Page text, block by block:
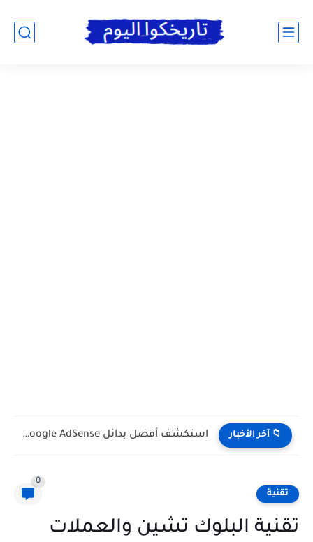
📁 آخر الأخبار ازرار مهمه فى الكيبورد للناس إلى بتستعمل الكمبيوتر: اختصارات تصنع...
تقنية
0
تقنية البلوك تشين والعملات